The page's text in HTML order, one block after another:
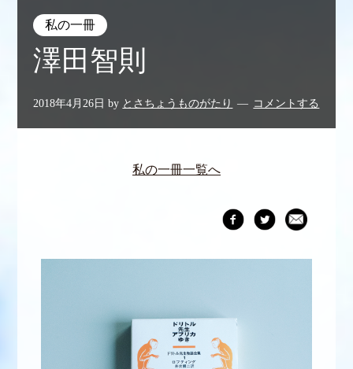
私の一冊
澤田智則
2018年4月26日 by とさちょうものがたり コメントする
私の一冊一覧へ